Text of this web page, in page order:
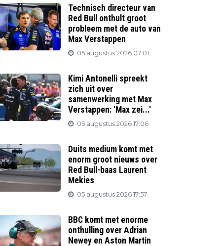
Technisch directeur van
Red Bull onthult groot
probleem met de auto van
Max Verstappen
05 augustus 2026 07:01
Kimi Antonelli spreekt
zich uit over
samenwerking met Max
Verstappen: 'Max zei...'
05 augustus 2026 17:06
Duits medium komt met
enorm groot nieuws over
Red Bull-baas Laurent
Mekies
05 augustus 2026 17:57
BBC komt met enorme
onthulling over Adrian
Newey en Aston Martin